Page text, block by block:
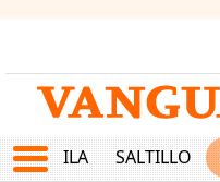
COAHUILA SALTILLO